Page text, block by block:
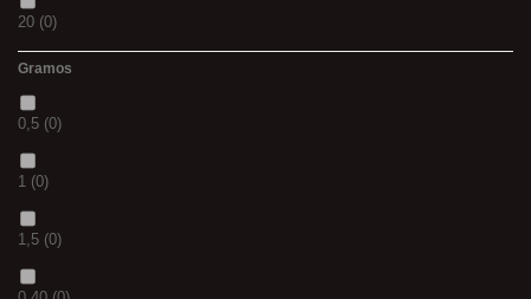
23(0)
38(0)
15(0)
69(0)
109
(0)
14MM
500
600
700
20 (0)
(0)
(0)
(0)
Gramos
0,5 (0)
1 (0)
1,5 (0)